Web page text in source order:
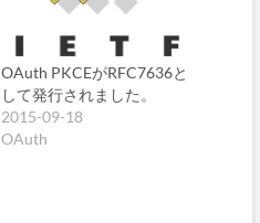
OAuth PKCEがRFC7636と
して発行されました。
2015-09-18
OAuth